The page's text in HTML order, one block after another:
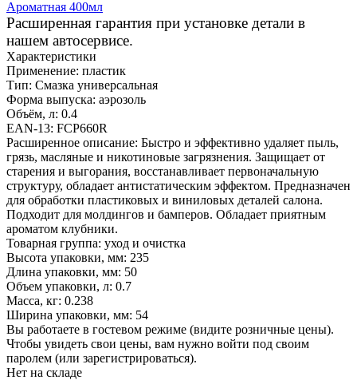
Расширенная гарантия при установке детали в
нашем автосервисе.
Характеристики
Применение: пластик
Тип: Смазка универсальная
Форма выпуска: аэрозоль
Объём, л: 0.4
EAN-13: FCP660R
Расширенное описание: Быстро и эффективно удаляет пыль,
грязь, масляные и никотиновые загрязнения. Защищает от
старения и выгорания, восстанавливает первоначальную
структуру, обладает антистатическим эффектом. Предназначен
для обработки пластиковых и виниловых деталей салона.
Подходит для молдингов и бамперов. Обладает приятным
ароматом клубники.
Товарная группа: уход и очистка
Высота упаковки, мм: 235
Длина упаковки, мм: 50
Объем упаковки, л: 0.7
Масса, кг: 0.238
Ширина упаковки, мм: 54
Вы работаете в гостевом режиме (видите розничные цены).
Чтобы увидеть свои цены, вам нужно войти под своим
паролем (или зарегистрироваться).
Нет на складе